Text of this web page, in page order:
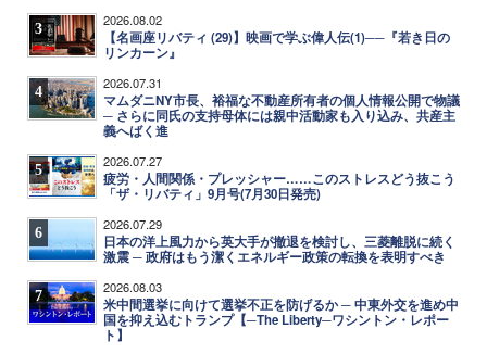
3 2026.08.02
【名画座リバティ (29)】映画で学ぶ偉人伝(1)──『若き日の
リンカーン』
4 2026.07.31
マムダニNY市長、裕福な不動産所有者の個人情報公開で物議
─ さらに同氏の支持母体には親中活動家も入り込み、共産主
義へばく進
5 2026.07.27
疲労・人間関係・プレッシャー……このストレスどう抜こう
「ザ・リバティ」9月号(7月30日発売)
6 2026.07.29
日本の洋上風力から英大手が撤退を検討し、三菱離脱に続く
激震 ─ 政府はもう潔くエネルギー政策の転換を表明すべき
7 2026.08.03
米中間選挙に向けて選挙不正を防げるか ─ 中東外交を進め中
国を抑え込むトランプ【─The Liberty─ワシントン・レポー
ト】